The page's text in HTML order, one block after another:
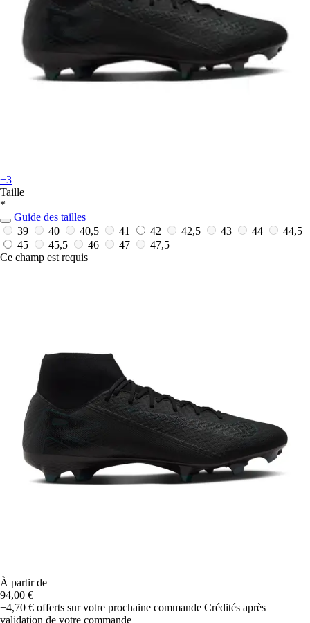
+3
Taille
*
Guide des tailles
39
40 40,5 41 42 42,5 43 44
44,5
45
45,5 46 47
47,5
Ce champ est requis
À partir de
94,00 €
+4,70 € offerts sur votre prochaine commande Crédités après
validation de votre commande